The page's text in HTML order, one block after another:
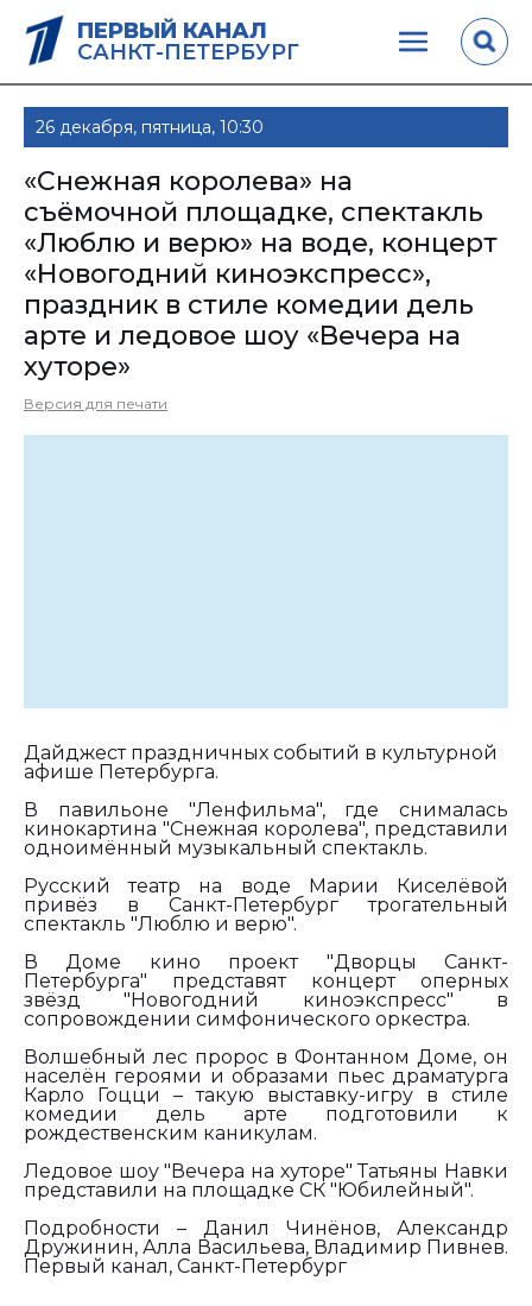
ПЕРВЫЙ КАНАЛ
САНКТ-ПЕТЕРБУРГ
26 декабря, пятница, 10:30
«Снежная королева» на
съёмочной площадке, спектакль
«Люблю и верю» на воде, концерт
«Новогодний киноэкспресс»,
праздник в стиле комедии дель
арте и ледовое шоу «Вечера на
хуторе»
Версия для печати
Дайджест праздничных событий в культурной
афише Петербурга.
В павильоне "Ленфильма", где снималась
кинокартина "Снежная королева", представили
одноимённый музыкальный спектакль.
Русский театр на воде Марии Киселёвой
привёз в Санкт-Петербург трогательный
спектакль "Люблю и верю".
В Доме кино проект "Дворцы Санкт-
Петербурга" представят концерт оперных
звёзд "Новогодний киноэкспресс" в
сопровождении симфонического оркестра.
Волшебный лес пророс в Фонтанном Доме, он
населён героями и образами пьес драматурга
Карло Гоцци – такую выставку-игру в стиле
комедии дель арте подготовили к
рождественским каникулам.
Ледовое шоу "Вечера на хуторе" Татьяны Навки
представили на площадке СК "Юбилейный".
Подробности – Данил Чинёнов, Александр
Дружинин, Алла Васильева, Владимир Пивнев.
Первый канал, Санкт-Петербург